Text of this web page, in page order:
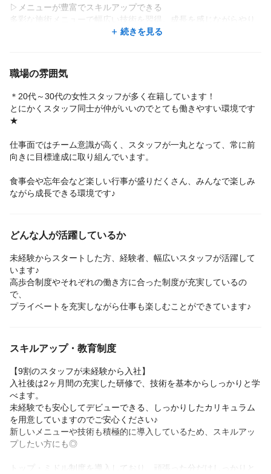
▷メニューが豊富でスキルアップできる
多彩な施術メニューで幅広い技術を習得。成長を感じながらやり
ノルマや残業がなく、無理なく続けられます。プライベートも大
切にできる環境です。
▷ マンツーマン施術でしっかり向き合える
掛け持ちなしのマンツーマン施術で、お客様一人ひとりに寄り添
▷全国60店舗以上！希望のエリアで働ける
全国に60店舗以上あり、希望のエリアや通いやすい店舗で働けま
す。駅チカ店舗も多く、リピート率も高い人気サロンです！
安心してスタートでき、長く活躍できる環境が整っています♪
続きを見る
職場の雰囲気
＊20代～30代の女性スタッフが多く在籍しています！
とにかくスタッフ同士が仲がいいのでとても働きやすい環境です
★
仕事面ではチーム意識が高く、スタッフが一丸となって、常に前
向きに目標達成に取り組んでいます。
食事会や忘年会など楽しい行事が盛りだくさん、みんなで楽しみ
ながら成長できる環境です♪
どんな人が活躍しているか
未経験からスタートした方、経験者、幅広いスタッフが活躍して
います♪
高歩合制度やそれぞれの働き方に合った制度が充実しているの
で、
プライベートを充実しながら仕事も楽しむことができています♪
スキルアップ・教育制度
【9割のスタッフが未経験から入社】
入社後は2ヶ月間の充実した研修で、技術を基本からしっかりと学
べます。
未経験でも安心してデビューできる、しっかりしたカリキュラム
を用意していますのでご安心ください♪
新しいメニューや技術も積極的に導入しているため、スキルアッ
プしたい方にも◎
トップ・ミドル制度を導入しており、頑張った分だけしっかりと